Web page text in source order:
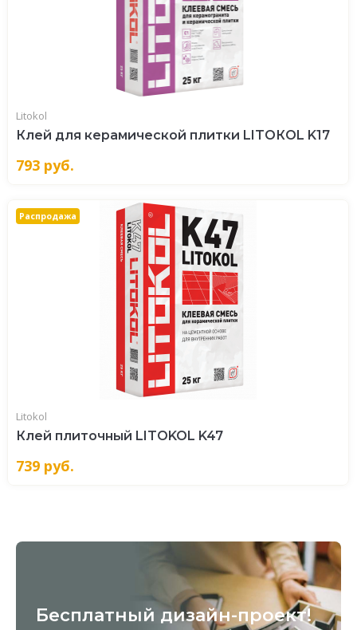
Litokol
Клей для керамической плитки LITOКOL K17
793 руб.
Распродажа
Litokol
Клей плиточный LITOKOL K47
739 руб.
Бесплатный дизайн-проект!